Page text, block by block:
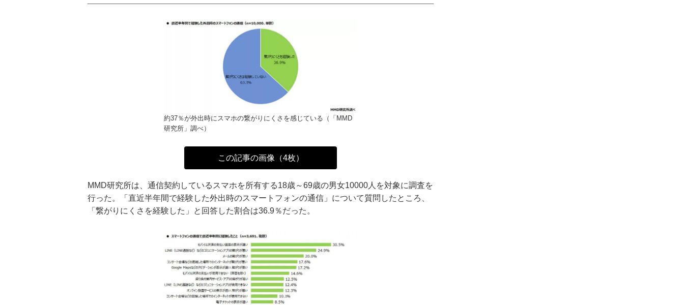
約37％が外出時にスマホの繋がりにくさを感じている（「MMD
研究所」調べ）
この記事の画像（4枚）
MMD研究所は、通信契約しているスマホを所有する18歳～69歳の男女10000人を対象に調査を
行った。「直近半年間で経験した外出時のスマートフォンの通信」について質問したところ、
「繋がりにくさを経験した」と回答した割合は36.9％だった。